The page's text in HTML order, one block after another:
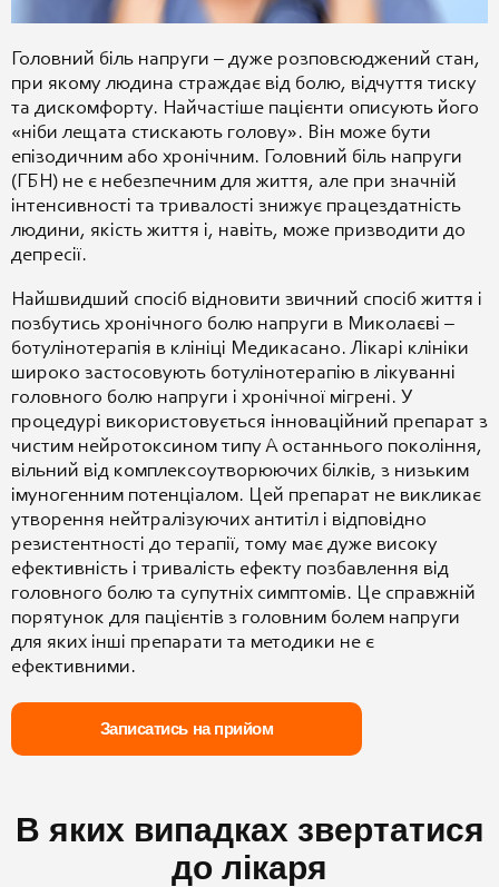
Головний біль напруги – дуже розповсюджений стан,
при якому людина страждає від болю, відчуття тиску
та дискомфорту. Найчастіше пацієнти описують його
«ніби лещата стискають голову». Він може бути
епізодичним або хронічним. Головний біль напруги
(ГБН) не є небезпечним для життя, але при значній
інтенсивності та тривалості знижує працездатність
людини, якість життя і, навіть, може призводити до
депресії.
Найшвидший спосіб відновити звичний спосіб життя і
позбутись хронічного болю напруги в Миколаєві –
ботулінотерапія в клініці Медикасано. Лікарі клініки
широко застосовують ботулінотерапію в лікуванні
головного болю напруги і хронічної мігрені. У
процедурі використовується інноваційний препарат з
чистим нейротоксином типу А останнього покоління,
вільний від комплексоутворюючих білків, з низьким
імуногенним потенціалом. Цей препарат не викликає
утворення нейтралізуючих антитіл і відповідно
резистентності до терапії, тому має дуже високу
ефективність і тривалість ефекту позбавлення від
головного болю та супутніх симптомів. Це справжній
порятунок для пацієнтів з головним болем напруги
для яких інші препарати та методики не є
ефективними.
Записатись на прийом
В яких випадках звертатися
до лікаря